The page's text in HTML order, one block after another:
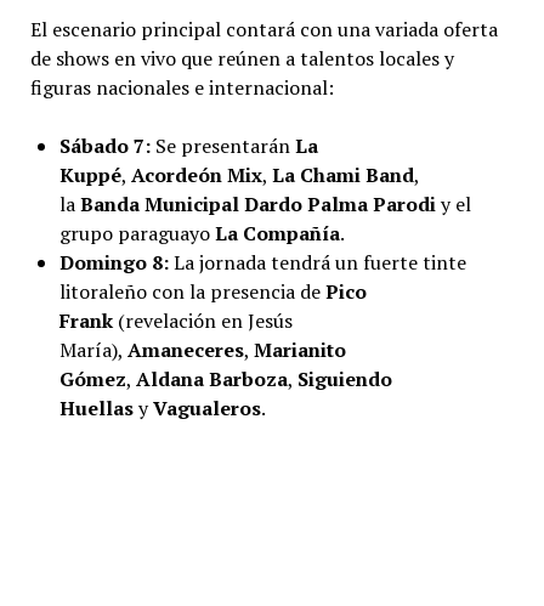
El escenario principal contará con una variada oferta
de shows en vivo que reúnen a talentos locales y
figuras nacionales e internacional:
Sábado 7:Se presentaránLa
Kuppé, Acordeón Mix, La Chami Band,
laBanda Municipal Dardo Palma Parodiy el
grupo paraguayoLa Compañía.
Domingo 8:La jornada tendrá un fuerte tinte
litoraleño con la presencia dePico
Frank(revelación en Jesús
María), Amaneceres, Marianito
Gómez, Aldana Barboza, Siguiendo
HuellasyVagualeros.